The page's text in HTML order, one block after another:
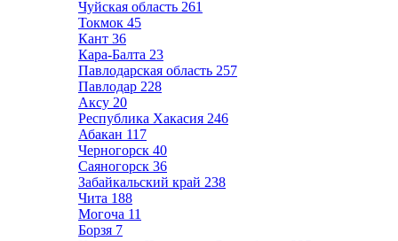
Чуйская область 261
Токмок 45
Кант 36
Кара-Балта 23
Павлодарская область 257
Павлодар 228
Аксу 20
Республика Хакасия 246
Абакан 117
Черногорск 40
Саяногорск 36
Забайкальский край 238
Чита 188
Могоча 11
Борзя 7